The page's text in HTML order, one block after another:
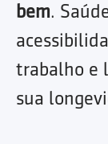
bem.
trabalho e
sua